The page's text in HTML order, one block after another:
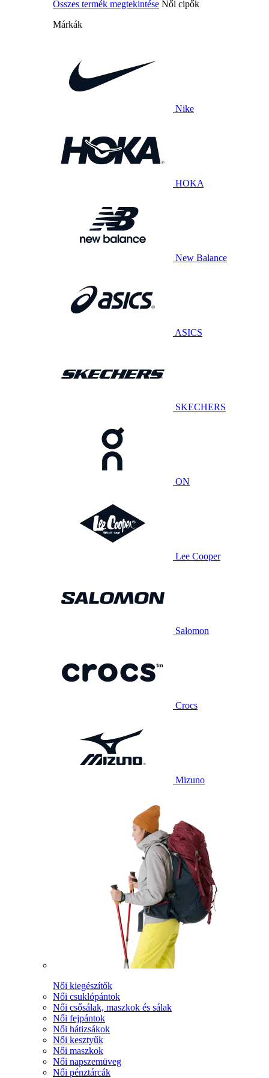
Összes termék megtekintése Női cipők
Márkák
Nike
HOKA
New Balance
ASICS
SKECHERS
ON
Lee Cooper
Salomon
Crocs
Mizuno
Női kiegészítők
Női csuklópántok
Női csősálak, maszkok és sálak
Női fejpántok
Női hátizsákok
Női kesztyűk
Női maszkok
Női napszemüveg
Női pénztárcák